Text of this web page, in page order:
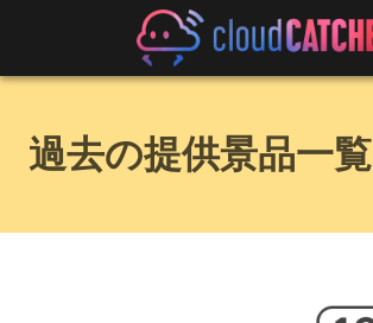
過去の提供景品一覧